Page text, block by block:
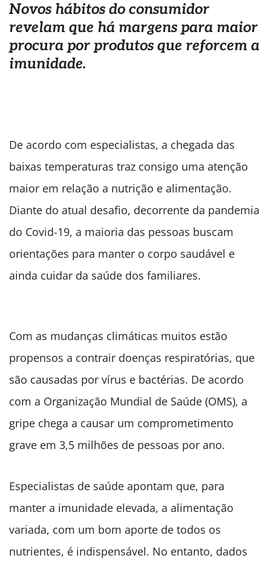
Novos hábitos do consumidor
revelam que há margens para maior
procura por produtos que reforcem a
imunidade.
De acordo com especialistas, a chegada das
baixas temperaturas traz consigo uma atenção
maior em relação a nutrição e alimentação.
Diante do atual desafio, decorrente da pandemia
do Covid-19, a maioria das pessoas buscam
orientações para manter o corpo saudável e
ainda cuidar da saúde dos familiares.
Com as mudanças climáticas muitos estão
propensos a contrair doenças respiratórias, que
são causadas por vírus e bactérias. De acordo
com a Organização Mundial de Saúde (OMS), a
gripe chega a causar um comprometimento
grave em 3,5 milhões de pessoas por ano.
Especialistas de saúde apontam que, para
manter a imunidade elevada, a alimentação
variada, com um bom aporte de todos os
nutrientes, é indispensável. No entanto, dados